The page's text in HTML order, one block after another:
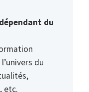
du
du
etc.